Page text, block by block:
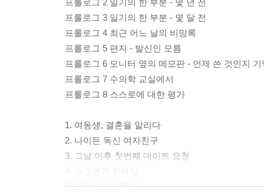
프롤로그 2 일기의 한 부분 - 몇 년 전
프롤로그 3 일기의 한 부분 - 몇 달 전
프롤로그 4 최근 어느 날의 비망록
프롤로그 5 편지 - 발신인 모름
프롤로그 6 모니터 옆의 메모판 - 언제 쓴 것인지
프롤로그 7 수의학 교실에서
프롤로그 8 스스로에 대한 평가
1. 여동생, 결혼을 알리다
2. 나이든 독신 여자친구
3. 그날 이후 첫번째 데이트 요청
5. 가족사진의 풍경